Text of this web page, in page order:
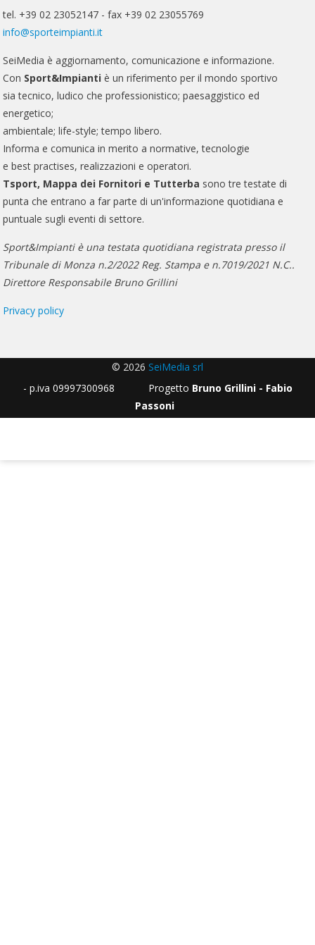
tel. +39 02 23052147 - fax +39 02 23055769
info@sporteimpianti.it
SeiMedia è aggiornamento, comunicazione e informazione.
Con Sport&Impianti è un riferimento per il mondo sportivo
sia tecnico, ludico che professionistico; paesaggistico ed
energetico;
ambientale; life-style; tempo libero.
Informa e comunica in merito a normative, tecnologie
e best practises, realizzazioni e operatori.
Tsport, Mappa dei Fornitori e Tutterba sono tre testate di
punta che entrano a far parte di un'informazione quotidiana e
puntuale sugli eventi di settore.
Sport&Impianti è una testata quotidiana registrata presso il
Tribunale di Monza n.2/2022 Reg. Stampa e n.7019/2021 N.C..
Direttore Responsabile Bruno Grillini
Privacy policy
© 2026 SeiMedia srl
- p.iva 09997300968 Progetto Bruno Grillini - Fabio
Passoni